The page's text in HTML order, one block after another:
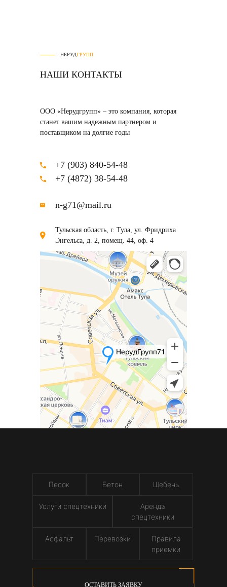
НЕРУДГРУПП
НАШИ КОНТАКТЫ
ООО «Нерудгрупп» – это компания, которая
станет вашим надежным партнером и
поставщиком на долгие годы
+7 (903) 840-54-48
+7 (4872) 38-54-48
n-g71@mail.ru
Тульская область, г. Тула, ул. Фридриха
Энгельса, д. 2, помещ. 44, оф. 4
Песок Бетон Щебень
Услуги спецтехники
Аренда
спецтехники
Асфальт Перевозки
Правила
приемки
ОСТАВИТЬ ЗАЯВКУ